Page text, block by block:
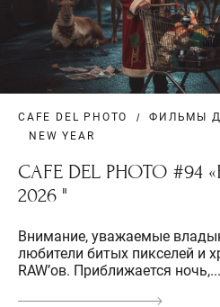
CAFE DEL PHOTO
ФИЛЬМЫ
NEW YEAR
СAFE DEL PHOTO #94
2026 "
Внимание, уважаемые
любители битых пикселей и
RAW’ов. Приближается ночь,...